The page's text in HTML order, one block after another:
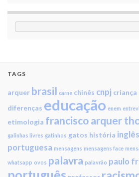
TAGS
arquer brasil carne chinês cnpj criança
diferenças educação enem
etimologia francisco arquer
galinhas livres gatinhos gatos história inglês
portuguesa mensagens mensagens face
whatsapp ovos palavra palavrão paulo